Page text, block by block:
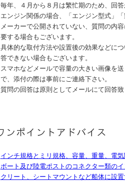
毎年、４月から８月は繁忙期のため、回
エンジン関係の場合、「エンジン型式」
メーカーで公開されていない、質問の内
要する場合もございます。
具体的な取付方法や設置後の効果などに
答できない場合もございます。
スマホなどメールで容量の大きい画像を
で、添付の際は事前にご連絡下さい。
質問の回答は原則としてメールにて回答
インチ規格とミリ規格、容量、重量、電
ボート及び陸電ポストのコネクター類の
クリート、シートマウントなど船体に設